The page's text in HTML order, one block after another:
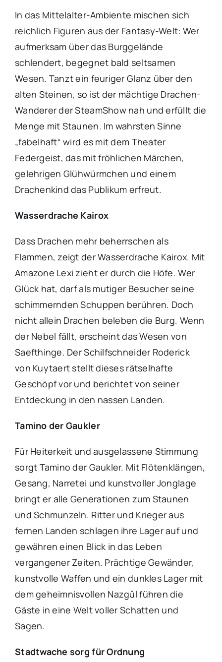
In das Mittelalter-Ambiente mischen sich
reichlich Figuren aus der Fantasy-Welt: Wer
aufmerksam über das Burggelände
schlendert, begegnet bald seltsamen
Wesen. Tanzt ein feuriger Glanz über den
alten Steinen, so ist der mächtige Drachen-
Wanderer der SteamShow nah und erfüllt die
Menge mit Staunen. Im wahrsten Sinne
„fabelhaft“ wird es mit dem Theater
Federgeist, das mit fröhlichen Märchen,
gelehrigen Glühwürmchen und einem
Drachenkind das Publikum erfreut.
Wasserdrache Kairox
Dass Drachen mehr beherrschen als
Flammen, zeigt der Wasserdrache Kairox. Mit
Amazone Lexi zieht er durch die Höfe. Wer
Glück hat, darf als mutiger Besucher seine
schimmernden Schuppen berühren. Doch
nicht allein Drachen beleben die Burg. Wenn
der Nebel fällt, erscheint das Wesen von
Saefthinge. Der Schilfschneider Roderick
von Kuytaert stellt dieses rätselhafte
Geschöpf vor und berichtet von seiner
Entdeckung in den nassen Landen.
Tamino der Gaukler
Für Heiterkeit und ausgelassene Stimmung
sorgt Tamino der Gaukler. Mit Flötenklängen,
Gesang, Narretei und kunstvoller Jonglage
bringt er alle Generationen zum Staunen
und Schmunzeln. Ritter und Krieger aus
fernen Landen schlagen ihre Lager auf und
gewähren einen Blick in das Leben
vergangener Zeiten. Prächtige Gewänder,
kunstvolle Waffen und ein dunkles Lager mit
dem geheimnisvollen Nazgûl führen die
Gäste in eine Welt voller Schatten und
Sagen.
Stadtwache sorg für Ordnung